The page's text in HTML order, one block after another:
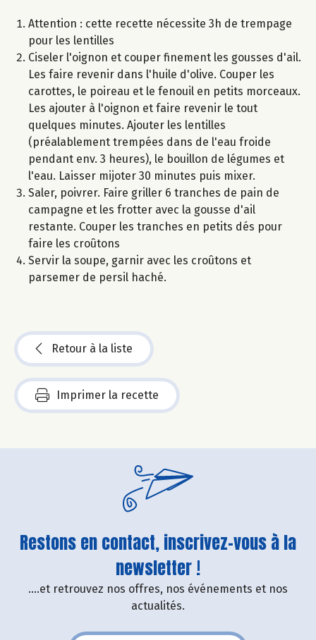
Attention : cette recette nécessite 3h de trempage
pour les lentilles
Ciseler l'oignon et couper finement les gousses d'ail.
Les faire revenir dans l'huile d'olive. Couper les
carottes, le poireau et le fenouil en petits morceaux.
Les ajouter à l'oignon et faire revenir le tout
quelques minutes. Ajouter les lentilles
(préalablement trempées dans de l'eau froide
pendant env. 3 heures), le bouillon de légumes et
l'eau. Laisser mijoter 30 minutes puis mixer.
Saler, poivrer. Faire griller 6 tranches de pain de
campagne et les frotter avec la gousse d'ail
restante. Couper les tranches en petits dés pour
faire les croûtons
Servir la soupe, garnir avec les croûtons et
parsemer de persil haché.
Retour à la liste
Imprimer la recette
Restons en contact, inscrivez-vous à la
newsletter !
....et retrouvez nos offres, nos événements et nos
actualités.